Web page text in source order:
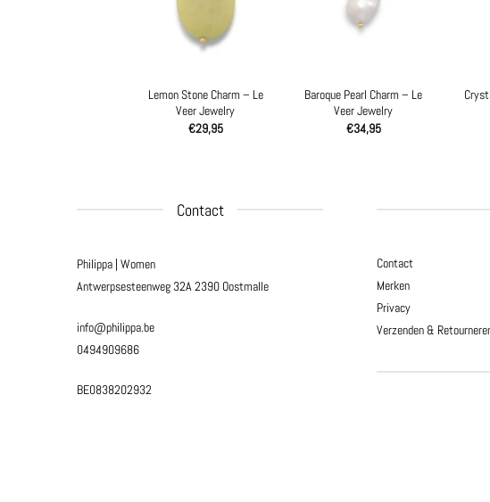
Lemon Stone Charm – Le
Veer Jewelry
€29,95
Baroque Pearl Charm – Le
Veer Jewelry
€34,95
Contact
Philippa | Women
Antwerpsesteenweg 32A2390 Oostmalle
info@philippa.be
0494909686
BE0838202932
Contact
Merken
Privacy
Verzenden &